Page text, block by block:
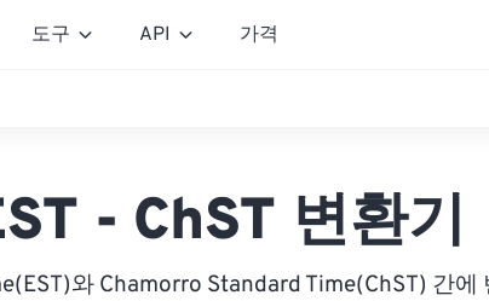
도구 API 가격
- ChST 변환기
와 Chamorro Standard Time(ChST) 간에